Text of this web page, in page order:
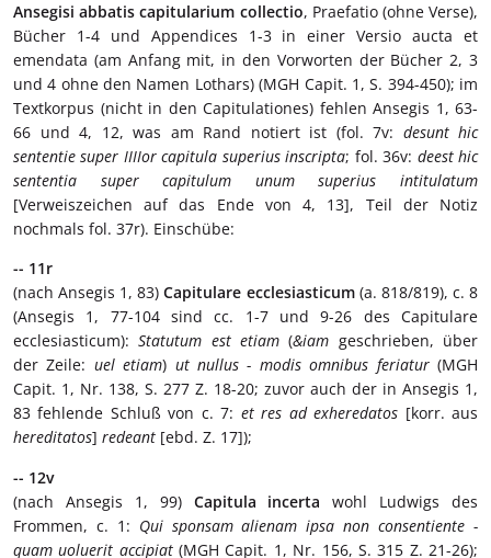
Ansegisi abbatis capitularium collectio, Praefatio (ohne Verse),
Bücher 1-4 und Appendices 1-3 in einer Versio aucta et
emendata (am Anfang mit, in den Vorworten der Bücher 2, 3
und 4 ohne den Namen Lothars) (MGH Capit. 1, S. 394-450); im
Textkorpus (nicht in den Capitulationes) fehlen Ansegis 1, 63-
66 und 4, 12, was am Rand notiert ist (fol. 7v: desunt hic
sententie super IIIIor capitula superius inscripta; fol. 36v: deest hic
sententia super capitulum unum superius intitulatum
[Verweiszeichen auf das Ende von 4, 13], Teil der Notiz
nochmals fol. 37r). Einschübe:
-- 11r
(nach Ansegis 1, 83)Capitulare ecclesiasticum(a. 818/819), c. 8
(Ansegis 1, 77-104 sind cc. 1-7 und 9-26 des Capitulare
ecclesiasticum):Statutum est etiam (&iam geschrieben, über
der Zeile: uel etiam) ut nullus - modis omnibus feriatur(MGH
Capit. 1, Nr. 138, S. 277 Z. 18-20; zuvor auch der in Ansegis 1,
83 fehlende Schluß von c. 7: et res ad exheredatos [korr. aus
hereditatos] redeant [ebd. Z. 17]);
-- 12v
(nach Ansegis 1, 99) Capitula incerta wohl Ludwigs des
Frommen, c. 1: Qui sponsam alienam ipsa non consentiente -
quam uoluerit accipiat(MGH Capit. 1, Nr. 156, S. 315 Z. 21-26);